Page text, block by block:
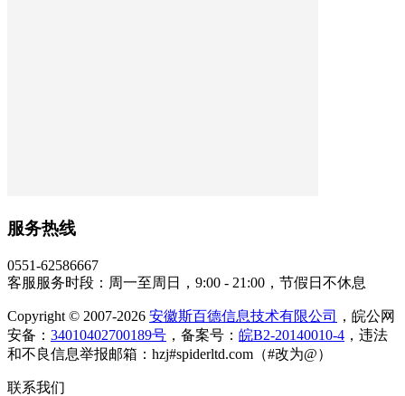
服务热线
0551-62586667
客服服务时段：周一至周日，9:00 - 21:00，节假日不休息
Copyright © 2007-2026 安徽斯百德信息技术有限公司
，皖公网
安备： 34010402700189号 ，备案号： 皖B2-20140010-4 ，违法
和不良信息举报邮箱：hzj#spiderltd.com（#改为@）
联系我们